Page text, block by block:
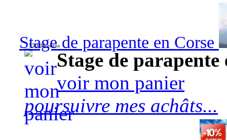
Stage de parapente en Corse
570,00 euros
Stage de
voir mon panier
poursuivre mes achâts...